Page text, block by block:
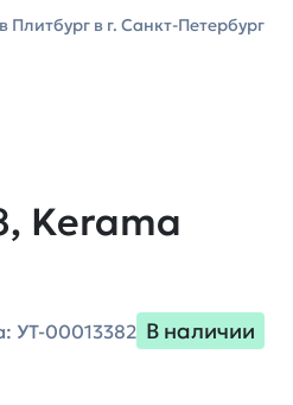
Плитбург в г. Санкт-Петербург
Kerama
УТ-00013382 В наличии